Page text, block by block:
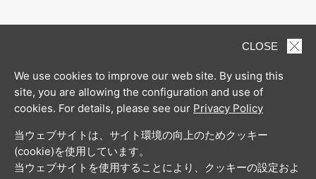
CLOSE
We use cookies to improve our web site. By using this
site, you are allowing the configuration and use of
cookies. For details, please see our Privacy Policy
当ウェブサイトは、サイト環境の向上のためクッキー
(cookie)を使用しています。
当ウェブサイトを使用することにより、クッキーの設定およ